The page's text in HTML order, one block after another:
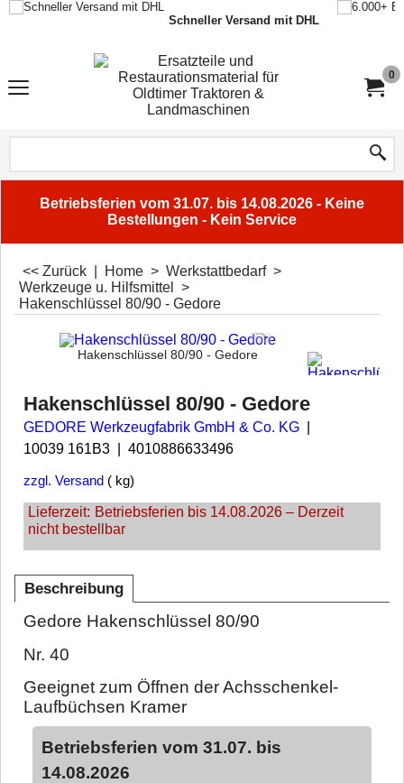
Schneller Versand mit DHL
0
Betriebsferien vom 31.07. bis 14.08.2026 - Keine
Bestellungen - Kein Service
<< Zurück Home > Werkstattbedarf>
Werkzeuge u. Hilfsmittel
>
Hakenschlüssel 80/90 - Gedore
Hakenschlüssel 80/90 - Gedore
Hakenschlüssel 80/90 - Gedore
GEDORE Werkzeugfabrik GmbH & Co. KG
10039 161B3
4010886633496
zzgl. Versand kg
Lieferzeit: Betriebsferien bis 14.08.2026 – Derzeit
nicht bestellbar
Beschreibung
Gedore Hakenschlüssel 80/90
Nr. 40
Geeignet zum Öffnen der Achsschenkel-
Laufbüchsen Kramer
Betriebsferien vom 31.07. bis
14.08.2026